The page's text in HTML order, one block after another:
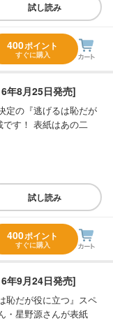
試し読み
400ポイント
すぐに購入
年8月25日発売]
定の『逃げるは恥だが
す！ 表紙はあの二
試し読み
400ポイント
すぐに購入
年9月24日発売]
恥だが役に立つ』スペ
・星野源さんが表紙